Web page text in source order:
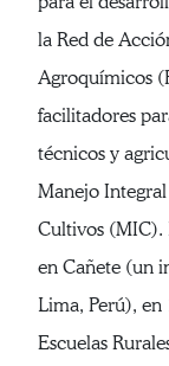
la Red de
Agroquímicos
facilitadores
técnicos y
Manejo
Cultivos (MIC).
en Cañete (un
Lima, Perú),
Escuelas